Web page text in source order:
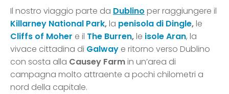
Il nostro viaggio parte da Dublino per raggiungere il
Killarney National Park,la penisola di Dingle,le
Cliffs of Moher e il The Burren,le isole Aran, la
vivace cittadina di Galway e ritorno verso Dublino
con sosta alla Causey Farmin un’area di
campagna molto attraente a pochi chilometri a
nord della capitale.